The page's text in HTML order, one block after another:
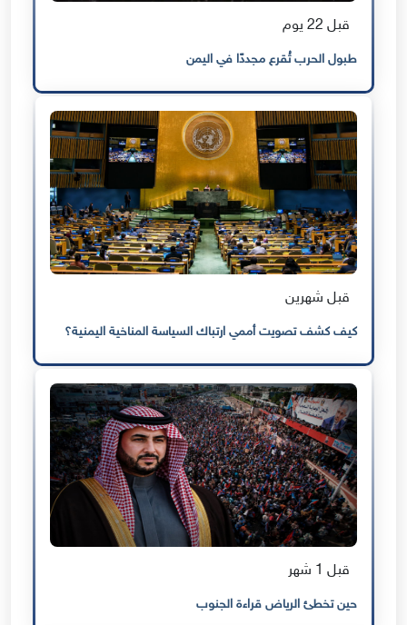
قبل 22 يوم
طبول الحرب تُقرع مجددًا في اليمن
قبل شهرين
كيف كشف تصويت أممي ارتباك السياسة المناخية اليمنية؟
قبل 1 شهر
حين تخطئ الرياض قراءة الجنوب